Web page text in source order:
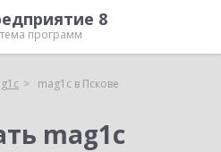
8
программ
mag1c в Пскове
mag1c